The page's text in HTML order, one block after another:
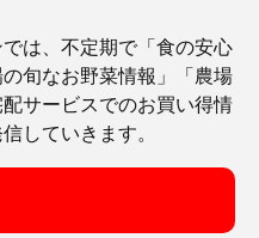
は、不定期で「食の安心
旬なお野菜情報」「農場
サービスでのお買い得情
していきます。